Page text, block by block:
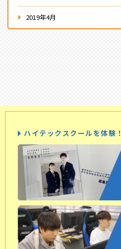
2019年4月
ハイテックスクールを体験！